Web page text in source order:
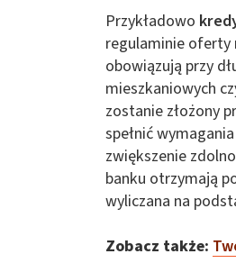
Przykładowo
regulaminie oferty
obowiązują przy
mieszkaniowych
zostanie złożony
spełnić
zwiększenie
banku otrzymają
wyliczana na
Zobacz także: